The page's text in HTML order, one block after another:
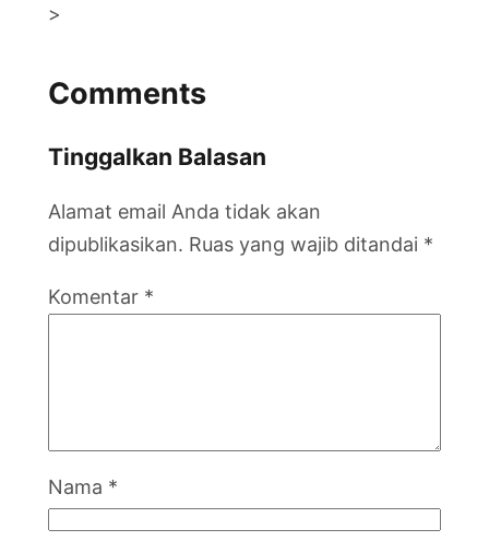
>
Comments
Tinggalkan Balasan
Alamat email Anda tidak akan
dipublikasikan. Ruas yang wajib ditandai *
Komentar *
Nama *